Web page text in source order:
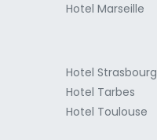
Hotel Marseille
Hotel Strasbourg
Hotel Tarbes
Hotel Toulouse